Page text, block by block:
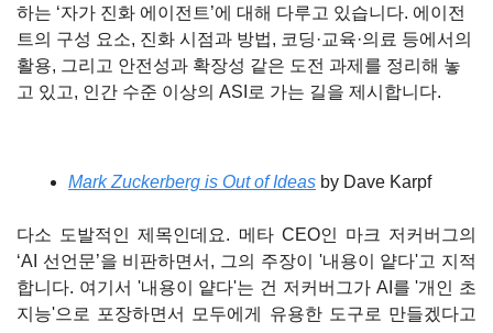
하는 ‘자가 진화 에이전트’에 대해 다루고 있습니다. 에이전
트의 구성 요소, 진화 시점과 방법, 코딩·교육·의료 등에서의
활용, 그리고 안전성과 확장성 같은 도전 과제를 정리해 놓
고 있고, 인간 수준 이상의 ASI로 가는 길을 제시합니다.
Mark Zuckerberg is Out of Ideas by Dave Karpf
다소 도발적인 제목인데요. 메타 CEO인 마크 저커버그의
‘AI 선언문’을 비판하면서, 그의 주장이 '내용이 얕다'고 지적
합니다. 여기서 '내용이 얕다'는 건 저커버그가 AI를 '개인 초
지능'으로 포장하면서 모두에게 유용한 도구로 만들겠다고